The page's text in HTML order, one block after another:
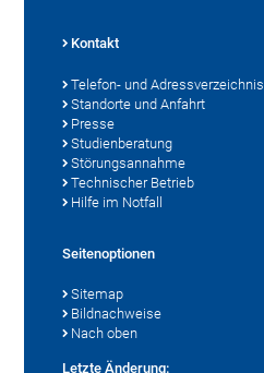
Kontakt
Telefon- und Adressverzeichnis
Standorte und Anfahrt
Presse
Studienberatung
Störungsannahme
Technischer Betrieb
Hilfe im Notfall
Seitenoptionen
Sitemap
Bildnachweise
Nach oben
Letzte Änderung: